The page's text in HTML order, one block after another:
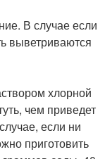
В случае если
выветриваются
хлорной
чем приведет
если ни
приготовить